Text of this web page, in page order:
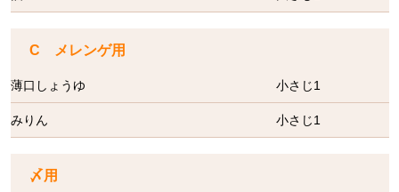
C メレンゲ用
薄口しょうゆ 小さじ1
みりん 小さじ1
〆用